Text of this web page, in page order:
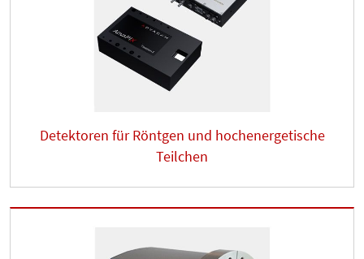
Detektoren für Röntgen und hochenergetische
Teilchen